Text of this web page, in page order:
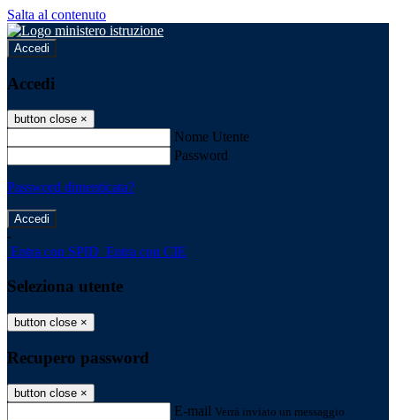
Salta al contenuto
Accedi
Accedi
button close ×
Nome Utente
Password
Password dimenticata?
-
Entra con SPID Entra con CIE
Seleziona utente
button close ×
Recupero password
button close ×
E-mail Verrà inviato un messaggio